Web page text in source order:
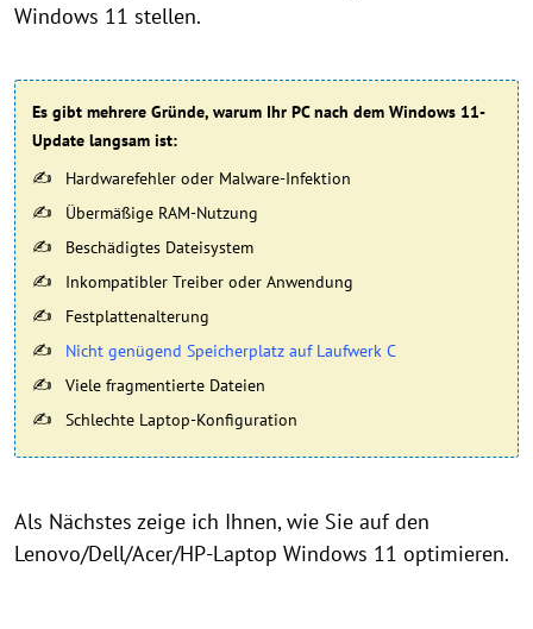
Windows 11 stellen.
Es gibt mehrere Gründe, warum Ihr PC nach dem Windows 11-
Update langsam ist:
Hardwarefehler oder Malware-Infektion
Übermäßige RAM-Nutzung
Beschädigtes Dateisystem
Inkompatibler Treiber oder Anwendung
Festplattenalterung
Nicht genügend Speicherplatz auf Laufwerk C
Viele fragmentierte Dateien
Schlechte Laptop-Konfiguration
Als Nächstes zeige ich Ihnen, wie Sie auf den
Lenovo/Dell/Acer/HP-Laptop Windows 11 optimieren.